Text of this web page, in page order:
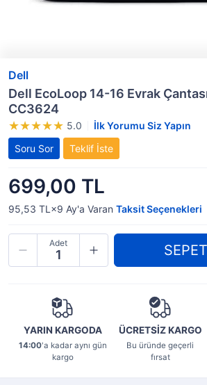
Dell
Dell EcoLoop 14-16 Evrak
CC3624
5.0
İlk Yorumu Siz Yapın
Soru Sor
Teklif İste
699,00 TL
95,53 TL×9 Ay'a Varan Taksit Seçenekleri
Adet
YARIN KARGODA
14:00'a kadar aynı gün
kargo
ÜCRETSİZ KARGO
Bu üründe geçerli
fırsat